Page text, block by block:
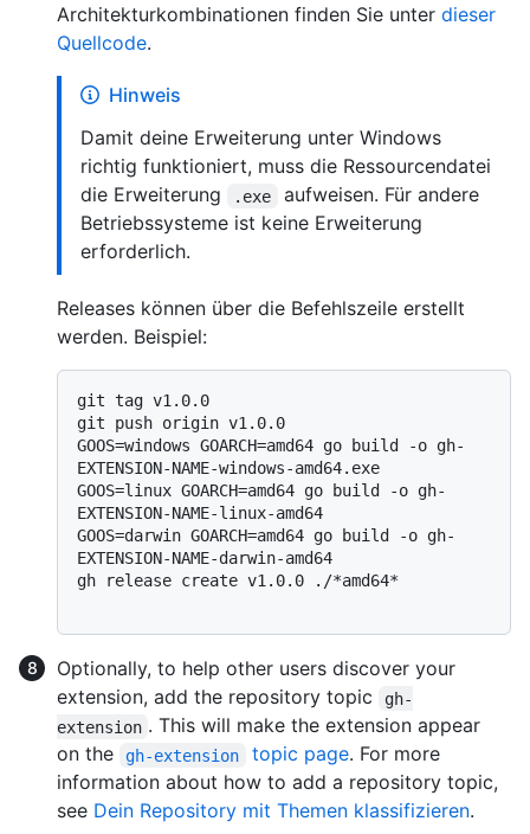
Architekturkombinationen finden Sie unter dieser
Quellcode.
Hinweis
Damit deine Erweiterung unter Windows
richtig funktioniert, muss die Ressourcendatei
die Erweiterung
.exe
aufweisen. Für andere
Betriebssysteme ist keine Erweiterung
erforderlich.
Releases können über die Befehlszeile erstellt
werden. Beispiel:
git tag v1.0.0
git push origin v1.0.0
GOOS=windows GOARCH=amd64 go build -o gh-
EXTENSION-NAME-windows-amd64.exe
GOOS=linux GOARCH=amd64 go build -o gh-
EXTENSION-NAME-linux-amd64
GOOS=darwin GOARCH=amd64 go build -o gh-
EXTENSION-NAME-darwin-amd64
gh release create v1.0.0 ./*amd64*
Optionally, to help other users discover your
extension, add the repository topic
gh-
extension . This will make the extension appear
on the
gh-extension topic page. For more
information about how to add a repository topic,
see Dein Repository mit Themen klassifizieren.